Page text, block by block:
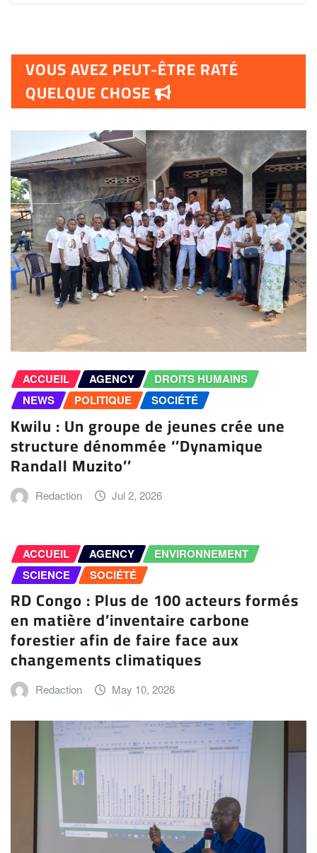
VOUS AVEZ PEUT-ÊTRE RATÉ
QUELQUE CHOSE
ACCUEIL AGENCY
DROITS HUMAINS
NEWS
POLITIQUE SOCIÉTÉ
Kwilu : Un groupe de jeunes crée une
structure dénommée ‘’Dynamique
Randall Muzito’’
Redaction Jul 2, 2026
ACCUEIL AGENCY
ENVIRONNEMENT
SCIENCE
SOCIÉTÉ
RD Congo : Plus de 100 acteurs formés
en matière d’inventaire carbone
forestier afin de faire face aux
changements climatiques
Redaction May 10, 2026